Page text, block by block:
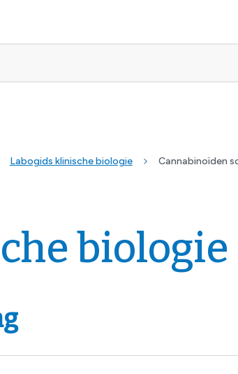
Labogids klinische biologie Cannabinoïden
biologie